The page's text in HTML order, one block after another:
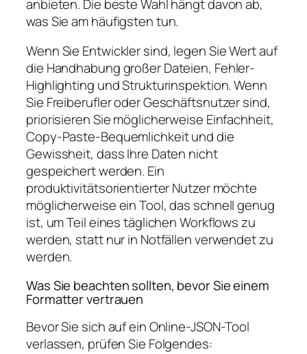
anbieten. Die beste Wahl hängt davon ab,
was Sie am häufigsten tun.
Wenn Sie Entwickler sind, legen Sie Wert auf
die Handhabung großer Dateien, Fehler-
Highlighting und Strukturinspektion. Wenn
Sie Freiberufler oder Geschäftsnutzer sind,
priorisieren Sie möglicherweise Einfachheit,
Copy-Paste-Bequemlichkeit und die
Gewissheit, dass Ihre Daten nicht
gespeichert werden. Ein
produktivitätsorientierter Nutzer möchte
möglicherweise ein Tool, das schnell genug
ist, um Teil eines täglichen Workflows zu
werden, statt nur in Notfällen verwendet zu
werden.
Was Sie beachten sollten, bevor Sie einem
Formatter vertrauen
Bevor Sie sich auf ein Online-JSON-Tool
verlassen, prüfen Sie Folgendes: